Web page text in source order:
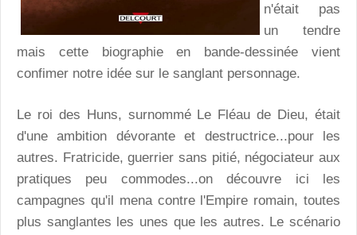
n'était pas
un tendre
mais cette biographie en bande-dessinée vient
confimer notre idée sur le sanglant personnage.
Le roi des Huns, surnommé Le Fléau de Dieu, était
d'une ambition dévorante et destructrice...pour les
autres. Fratricide, guerrier sans pitié, négociateur aux
pratiques peu commodes...on découvre ici les
campagnes qu'il mena contre l'Empire romain, toutes
plus sanglantes les unes que les autres. Le scénario